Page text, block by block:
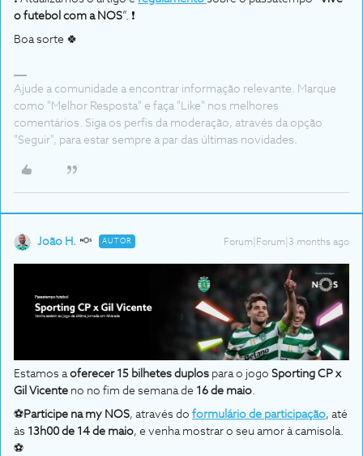
o futebol com a NOS”. ❗
Boa sorte 🍀
Ajude a comunidade a encontrar informação relevante. Marque
como "Melhor Resposta" e faça "Like" nos melhores
comentários. Siga os perfis da moderação, através da opção
"Seguir", para estar sempre a par das últimas novidades.
João H. AUTOR Forum|Forum|3 months ago
Estamos aoferecer 15 bilhetes duplos para o jogo Sporting CP x
Gil Vicente no no fim de semana de 16 de maio.
⚽Participe na my NOS, através do formulário de participação, até
às 13h00 de 14 de maio, e venha mostrar o seu amor à camisola.
⚽